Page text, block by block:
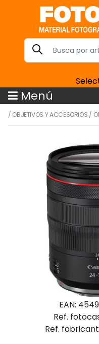
Menú
/ OBJETIVOS Y ACCESORIOS /
EAN:
Ref.
Ref.